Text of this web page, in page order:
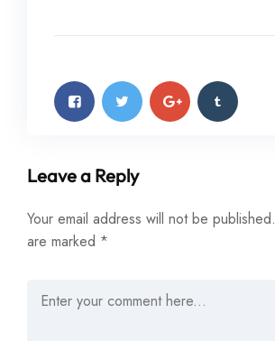
Leave a Reply
Your email address will not be published.
are marked *